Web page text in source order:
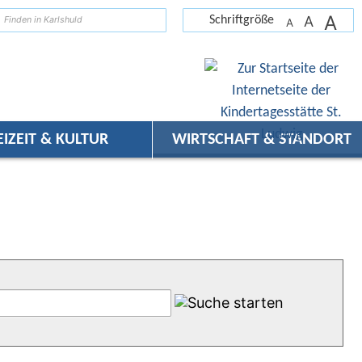
Schriftgröße A A A
& KULTUR WIRTSCHAFT & STANDORT